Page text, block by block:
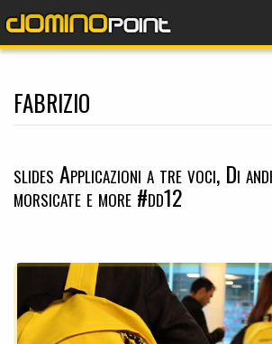
fabrizio
slides Applicazioni a tre voci, Di
morsicate e more #dd12